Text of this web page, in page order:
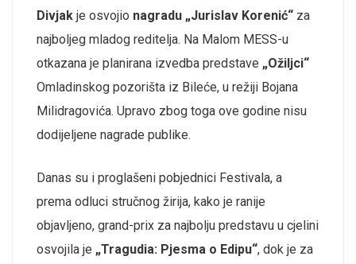
Divjak je osvojio nagradu „Jurislav Korenić“ za
najboljeg mladog reditelja. Na Malom MESS-u
otkazana je planirana izvedba predstave „Ožiljci“
Omladinskog pozorišta iz Bileće, u režiji Bojana
Milidragovića. Upravo zbog toga ove godine nisu
dodijeljene nagrade publike.
Danas su i proglašeni pobjednici Festivala, a
prema odluci stručnog žirija, kako je ranije
objavljeno, grand-prix za najbolju predstavu u cjelini
osvojila je „Tragudia: Pjesma o Edipu“, dok je za